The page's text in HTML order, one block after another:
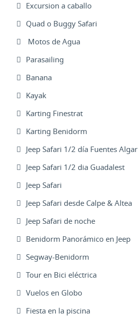
Excursion a caballo
Quad o Buggy Safari
Motos de Agua
Parasailing
Banana
Kayak
Karting Finestrat
Karting Benidorm
Jeep Safari 1/2 día Fuentes Algar
Jeep Safari 1/2 dia Guadalest
Jeep Safari
Jeep Safari desde Calpe & Altea
Jeep Safari de noche
Benidorm Panorámico en Jeep
Segway-Benidorm
Tour en Bici eléctrica
Vuelos en Globo
Fiesta en la piscina